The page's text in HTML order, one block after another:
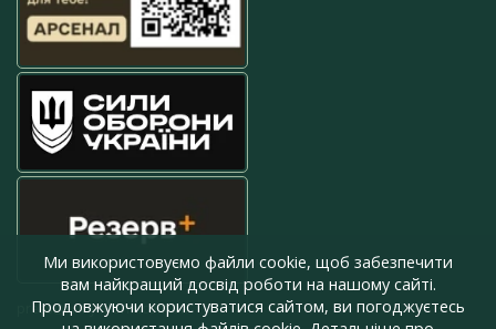
press@armyinform.com.ua
Ми використовуємо файли cookie, щоб забезпечити
вам найкращий досвід роботи на нашому сайті.
Продовжуючи користуватися сайтом, ви погоджуєтесь